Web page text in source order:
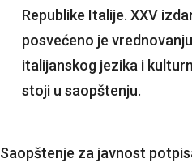
Republike Italije. XXV
posvećeno je
italijanskog jezika i
stoji u saopštenju.
Saopštenje za javnost